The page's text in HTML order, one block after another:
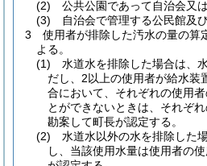
(2)
公共公園であって自治会又
(3)
自治会で管理する公民館及
3
使用者が排除した汚水の量の算
よる。
(1)
水道水を排除した場合は、
だし、2以上の使用者が給水装
合において、それぞれの使用
とができないときは、それぞ
勘案して町長が認定する。
(2)
水道水以外の水を排除した
し、当該使用水量は使用者の